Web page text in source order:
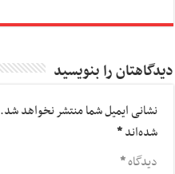
دیدگاهتان را بنویسید
نشانی ایمیل شما منتشر نخواهد شد.
شده‌اند*
دیدگاه*